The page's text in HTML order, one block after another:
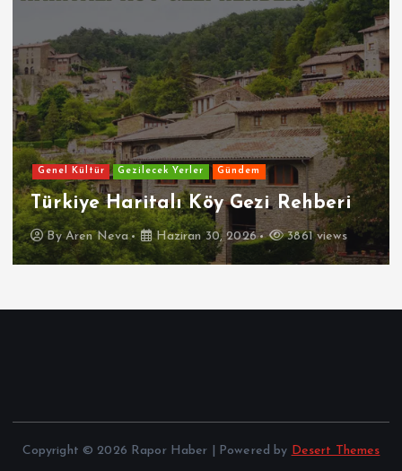
Genel Kültür Gezilecek Yerler Gündem
Türkiye Haritalı Köy Gezi Rehberi
ByAren Neva Haziran 30, 2026 3861 views
Copyright © 2026 Rapor Haber | Powered by Desert Themes